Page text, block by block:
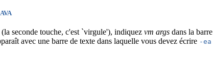
(la seconde touche, c'est `virgule'), indiquezvm args dans la barre
avec une barre de texte dans laquelle vous devez écrire -ea